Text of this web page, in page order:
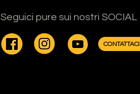
Seguici pure sui nostri SOCIAL
CONTATTACI